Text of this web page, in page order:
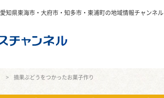
愛知県東海市・大府市・知多市・東浦町の地域情報チャンネル
摘果ぶどうをつかったお菓子作り